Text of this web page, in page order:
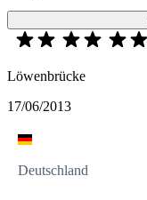
Löwenbrücke
17/06/2013
Deutschland